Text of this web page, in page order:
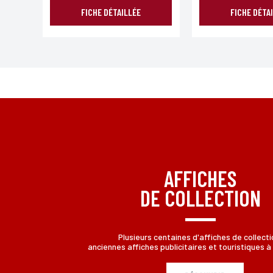
FICHE DÉTAILLÉE FICHE
AFFICHES
DE COLLECTION
Plusieurs centaines d'affiches de
anciennes affiches publicitaires et touristiques à